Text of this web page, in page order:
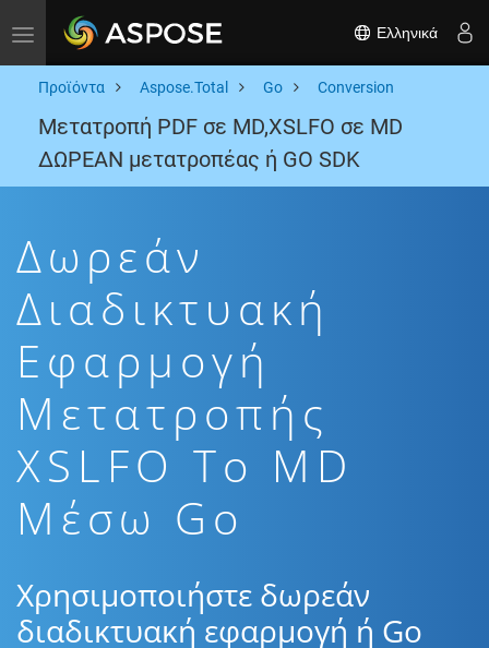
Toggle navigation Ελληνικά
Προϊόντα Aspose.Total Go Conversion
Μετατροπή PDF σε MD,XSLFO σε MD
ΔΩΡΕΑΝ μετατροπέας ή GO SDK
Δωρεάν
Διαδικτυακή
Εφαρμογή
Μετατροπής
XSLFO To MD
Μέσω Go
Χρησιμοποιήστε δωρεάν
διαδικτυακή εφαρμογή ή Go